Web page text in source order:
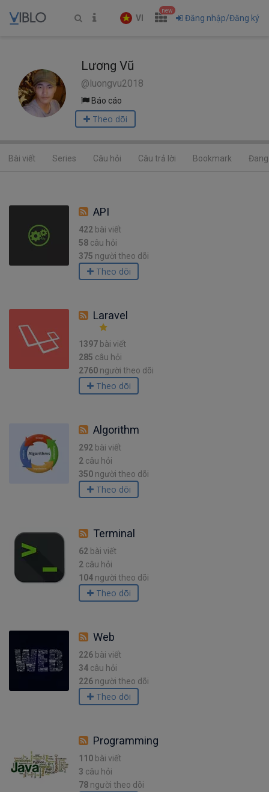
VI
new
Đăng nhập/Đăng ký
Lương Vũ
@luongvu2018
Báo cáo
Theo dõi
Bài viết Series Câu hỏi Câu trả lời Bookmark
API
422 bài viết
58 câu hỏi
375 người theo dõi
Theo dõi
Laravel
1397 bài viết
285 câu hỏi
2760 người theo dõi
Theo dõi
Algorithm
292 bài viết
2 câu hỏi
350 người theo dõi
Theo dõi
Terminal
62 bài viết
2 câu hỏi
104 người theo dõi
Theo dõi
Web
226 bài viết
34 câu hỏi
226 người theo dõi
Theo dõi
Programming
110 bài viết
3 câu hỏi
78 người theo dõi